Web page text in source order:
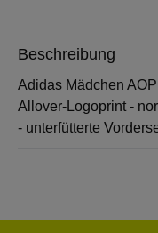
Beschreibung
Adidas Mädchen
Allover-Logoprint -
- unterfütterte